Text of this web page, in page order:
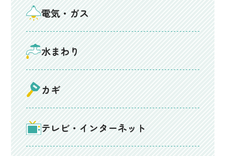
電気・ガス
水まわり
カギ
テレビ・インターネット